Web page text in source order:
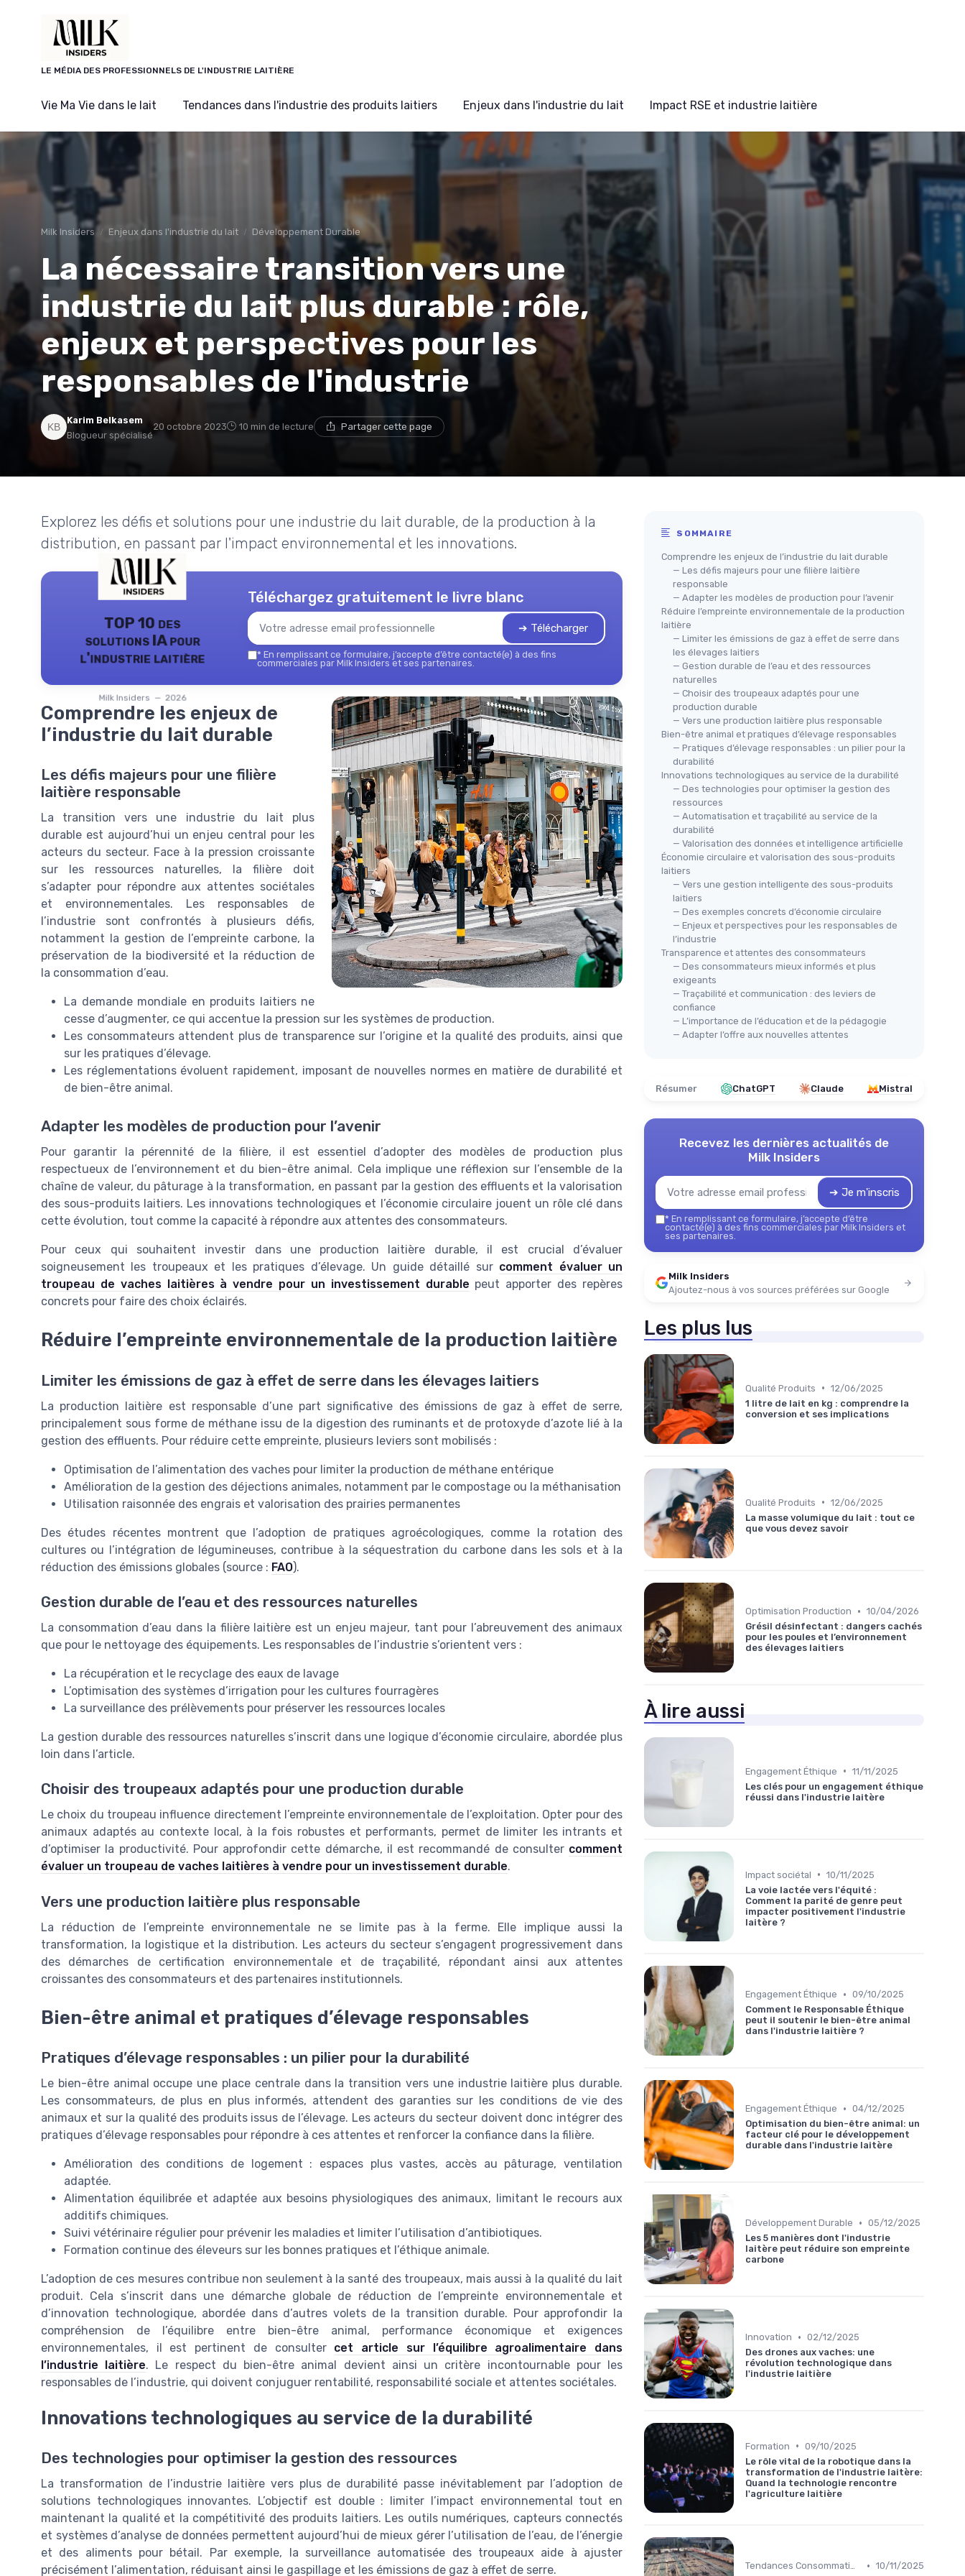
LE MÉDIA DES PROFESSIONNELS DE L'INDUSTRIE LAITIÈRE
Vie Ma Vie dans le lait Tendances dans l'industrie des produits laitiers Enjeux dans l'industrie du lait Impact RSE et industrie laitière
Milk Insiders Enjeux dans l'industrie du lait Développement Durable
La nécessaire transition vers une
industrie du lait plus durable : rôle,
enjeux et perspectives pour les
responsables de l'industrie
Karim Belkasem
Blogueur spécialisé
20 octobre 2023 10 min de lecture Partager cette page
Explorez les défis et solutions pour une industrie du lait durable, de la production à la
distribution, en passant par l'impact environnemental et les innovations.
TOP 10 des
solutions IA pour
l'industrie laitière
Milk Insiders — 2026
Téléchargez gratuitement le livre blanc
➔ Télécharger
* En remplissant ce formulaire, j’accepte d’être contacté(e) à des fins
commerciales par Milk Insiders et ses partenaires.
Comprendre les enjeux de
l’industrie du lait durable
Les défis majeurs pour une filière
laitière responsable
La transition vers une industrie du lait plus
durable est aujourd’hui un enjeu central pour les
acteurs du secteur. Face à la pression croissante
sur les ressources naturelles, la filière doit
s’adapter pour répondre aux attentes sociétales
et environnementales. Les responsables de
l’industrie sont confrontés à plusieurs défis,
notamment la gestion de l’empreinte carbone, la
préservation de la biodiversité et la réduction de
la consommation d’eau.
La demande mondiale en produits laitiers ne
cesse d’augmenter, ce qui accentue la pression sur les systèmes de production.
Les consommateurs attendent plus de transparence sur l’origine et la qualité des produits, ainsi que
sur les pratiques d’élevage.
Les réglementations évoluent rapidement, imposant de nouvelles normes en matière de durabilité et
de bien-être animal.
Adapter les modèles de production pour l’avenir
Pour garantir la pérennité de la filière, il est essentiel d’adopter des modèles de production plus
respectueux de l’environnement et du bien-être animal. Cela implique une réflexion sur l’ensemble de la
chaîne de valeur, du pâturage à la transformation, en passant par la gestion des effluents et la valorisation
des sous-produits laitiers. Les innovations technologiques et l’économie circulaire jouent un rôle clé dans
cette évolution, tout comme la capacité à répondre aux attentes des consommateurs.
Pour ceux qui souhaitent investir dans une production laitière durable, il est crucial d’évaluer
soigneusement les troupeaux et les pratiques d’élevage. Un guide détaillé sur comment évaluer un
troupeau de vaches laitières à vendre pour un investissement durable peut apporter des repères
concrets pour faire des choix éclairés.
Réduire l’empreinte environnementale de la production laitière
Limiter les émissions de gaz à effet de serre dans les élevages laitiers
La production laitière est responsable d’une part significative des émissions de gaz à effet de serre,
principalement sous forme de méthane issu de la digestion des ruminants et de protoxyde d’azote lié à la
gestion des effluents. Pour réduire cette empreinte, plusieurs leviers sont mobilisés :
Optimisation de l’alimentation des vaches pour limiter la production de méthane entérique
Amélioration de la gestion des déjections animales, notamment par le compostage ou la méthanisation
Utilisation raisonnée des engrais et valorisation des prairies permanentes
Des études récentes montrent que l’adoption de pratiques agroécologiques, comme la rotation des
cultures ou l’intégration de légumineuses, contribue à la séquestration du carbone dans les sols et à la
réduction des émissions globales (source : FAO).
Gestion durable de l’eau et des ressources naturelles
La consommation d’eau dans la filière laitière est un enjeu majeur, tant pour l’abreuvement des animaux
que pour le nettoyage des équipements. Les responsables de l’industrie s’orientent vers :
La récupération et le recyclage des eaux de lavage
L’optimisation des systèmes d’irrigation pour les cultures fourragères
La surveillance des prélèvements pour préserver les ressources locales
La gestion durable des ressources naturelles s’inscrit dans une logique d’économie circulaire, abordée plus
loin dans l’article.
Choisir des troupeaux adaptés pour une production durable
Le choix du troupeau influence directement l’empreinte environnementale de l’exploitation. Opter pour des
animaux adaptés au contexte local, à la fois robustes et performants, permet de limiter les intrants et
d’optimiser la productivité. Pour approfondir cette démarche, il est recommandé de consulter comment
évaluer un troupeau de vaches laitières à vendre pour un investissement durable.
Vers une production laitière plus responsable
La réduction de l’empreinte environnementale ne se limite pas à la ferme. Elle implique aussi la
transformation, la logistique et la distribution. Les acteurs du secteur s’engagent progressivement dans
des démarches de certification environnementale et de traçabilité, répondant ainsi aux attentes
croissantes des consommateurs et des partenaires institutionnels.
Bien-être animal et pratiques d’élevage responsables
Pratiques d’élevage responsables : un pilier pour la durabilité
Le bien-être animal occupe une place centrale dans la transition vers une industrie laitière plus durable.
Les consommateurs, de plus en plus informés, attendent des garanties sur les conditions de vie des
animaux et sur la qualité des produits issus de l’élevage. Les acteurs du secteur doivent donc intégrer des
pratiques d’élevage responsables pour répondre à ces attentes et renforcer la confiance dans la filière.
Amélioration des conditions de logement : espaces plus vastes, accès au pâturage, ventilation
adaptée.
Alimentation équilibrée et adaptée aux besoins physiologiques des animaux, limitant le recours aux
additifs chimiques.
Suivi vétérinaire régulier pour prévenir les maladies et limiter l’utilisation d’antibiotiques.
Formation continue des éleveurs sur les bonnes pratiques et l’éthique animale.
L’adoption de ces mesures contribue non seulement à la santé des troupeaux, mais aussi à la qualité du lait
produit. Cela s’inscrit dans une démarche globale de réduction de l’empreinte environnementale et
d’innovation technologique, abordée dans d’autres volets de la transition durable. Pour approfondir la
compréhension de l’équilibre entre bien-être animal, performance économique et exigences
environnementales, il est pertinent de consulter cet article sur l’équilibre agroalimentaire dans
l’industrie laitière. Le respect du bien-être animal devient ainsi un critère incontournable pour les
responsables de l’industrie, qui doivent conjuguer rentabilité, responsabilité sociale et attentes sociétales.
Innovations technologiques au service de la durabilité
Des technologies pour optimiser la gestion des ressources
La transformation de l’industrie laitière vers plus de durabilité passe inévitablement par l’adoption de
solutions technologiques innovantes. L’objectif est double : limiter l’impact environnemental tout en
maintenant la qualité et la compétitivité des produits laitiers. Les outils numériques, capteurs connectés
et systèmes d’analyse de données permettent aujourd’hui de mieux gérer l’utilisation de l’eau, de l’énergie
et des aliments pour bétail. Par exemple, la surveillance automatisée des troupeaux aide à ajuster
précisément l’alimentation, réduisant ainsi le gaspillage et les émissions de gaz à effet de serre.
SOMMAIRE
Comprendre les enjeux de l’industrie du lait durable
— Les défis majeurs pour une filière laitière
responsable
— Adapter les modèles de production pour l’avenir
Réduire l’empreinte environnementale de la production
laitière
— Limiter les émissions de gaz à effet de serre dans
les élevages laitiers
— Gestion durable de l’eau et des ressources
naturelles
— Choisir des troupeaux adaptés pour une
production durable
— Vers une production laitière plus responsable
Bien-être animal et pratiques d’élevage responsables
— Pratiques d’élevage responsables : un pilier pour la
durabilité
Innovations technologiques au service de la durabilité
— Des technologies pour optimiser la gestion des
ressources
— Automatisation et traçabilité au service de la
durabilité
— Valorisation des données et intelligence artificielle
Économie circulaire et valorisation des sous-produits
laitiers
— Vers une gestion intelligente des sous-produits
laitiers
— Des exemples concrets d’économie circulaire
— Enjeux et perspectives pour les responsables de
l’industrie
Transparence et attentes des consommateurs
— Des consommateurs mieux informés et plus
exigeants
— Traçabilité et communication : des leviers de
confiance
— L’importance de l’éducation et de la pédagogie
— Adapter l’offre aux nouvelles attentes
Résumer ChatGPT Claude Mistral
Recevez les dernières actualités de
Milk Insiders
➔ Je m'inscris
* En remplissant ce formulaire, j’accepte d’être
contacté(e) à des fins commerciales par Milk Insiders et
ses partenaires.
Milk Insiders
Ajoutez-nous à vos sources préférées sur Google
Les plus lus
Qualité Produits • 12/06/2025
1 litre de lait en kg : comprendre la
conversion et ses implications
Qualité Produits • 12/06/2025
La masse volumique du lait : tout ce
que vous devez savoir
Optimisation Production • 10/04/2026
Grésil désinfectant : dangers cachés
pour les poules et l’environnement
des élevages laitiers
À lire aussi
Engagement Éthique • 11/11/2025
Les clés pour un engagement éthique
réussi dans l'industrie laitère
Impact sociétal • 10/11/2025
La voie lactée vers l'équité :
Comment la parité de genre peut
impacter positivement l'industrie
laitère ?
Engagement Éthique • 09/10/2025
Comment le Responsable Éthique
peut il soutenir le bien-être animal
dans l'industrie laitière ?
Engagement Éthique • 04/12/2025
Optimisation du bien-être animal: un
facteur clé pour le développement
durable dans l'industrie laitère
Développement Durable • 05/12/2025
Les 5 manières dont l'industrie
laitère peut réduire son empreinte
carbone
Innovation • 02/12/2025
Des drones aux vaches: une
révolution technologique dans
l'industrie laitière
Formation • 09/10/2025
Le rôle vital de la robotique dans la
transformation de l'industrie laitère:
Quand la technologie rencontre
l'agriculture laitière
Tendances Consommation • 10/11/2025